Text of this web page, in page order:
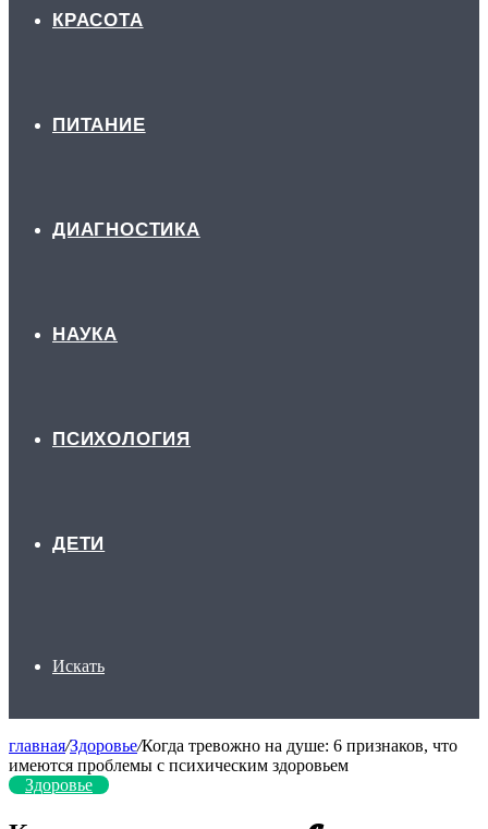
КРАСОТА
ПИТАНИЕ
ДИАГНОСТИКА
НАУКА
ПСИХОЛОГИЯ
ДЕТИ
Искать
главная/Здоровье/Когда тревожно на душе: 6 признаков, что
имеются проблемы с психическим здоровьем
Здоровье